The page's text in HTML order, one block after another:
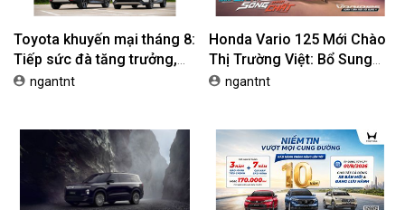
Toyota khuyến mại tháng 8:
Tiếp sức đà tăng trưởng,
tối ưu chi phí mua xe
ngantnt
Honda Vario 125 Mới Chào
Thị Trường Việt: Bổ Sung
Phiên Bản Street, Giá Từ
ngantnt